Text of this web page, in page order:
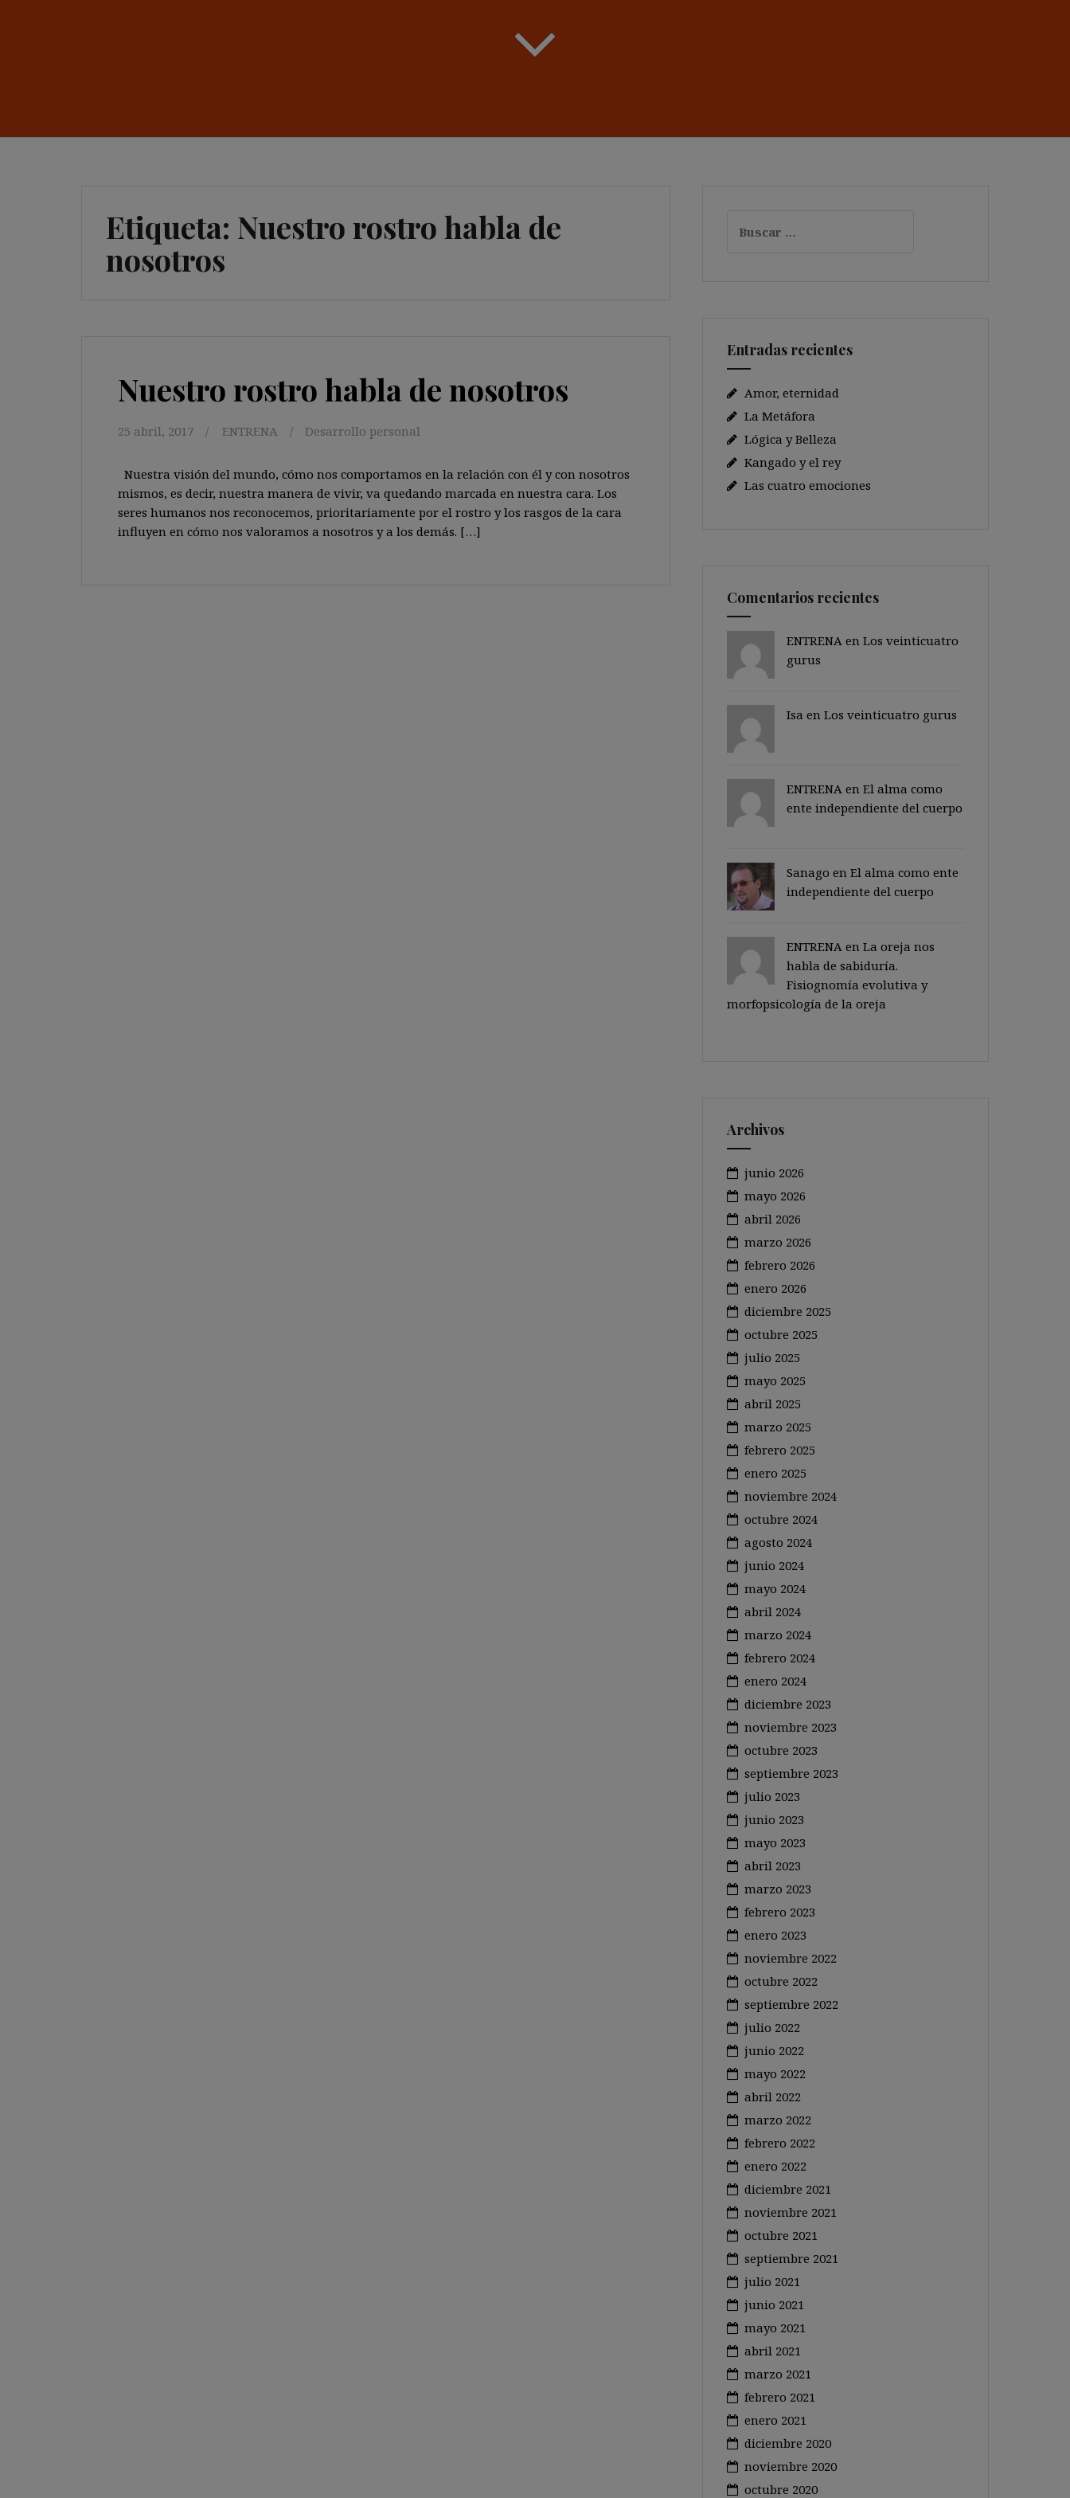
Etiqueta: Nuestro rostro habla de
nosotros
Nuestro rostro habla de nosotros
25 abril, 2017 ENTRENA Desarrollo personal
Nuestra visión del mundo, cómo nos comportamos en la relación con él y con nosotros
mismos, es decir, nuestra manera de vivir, va quedando marcada en nuestra cara. Los
seres humanos nos reconocemos, prioritariamente por el rostro y los rasgos de la cara
influyen en cómo nos valoramos a nosotros y a los demás. […]
Entradas recientes
Amor, eternidad
La Metáfora
Lógica y Belleza
Kangado y el rey
Las cuatro emociones
Comentarios recientes
ENTRENA en Los veinticuatro
gurus
Isa en Los veinticuatro gurus
ENTRENA en El alma como
ente independiente del cuerpo
Sanago en El alma como ente
independiente del cuerpo
ENTRENA en La oreja nos
habla de sabiduría.
Fisiognomía evolutiva y
morfopsicología de la oreja
Archivos
junio 2026
mayo 2026
abril 2026
marzo 2026
febrero 2026
enero 2026
diciembre 2025
octubre 2025
julio 2025
mayo 2025
abril 2025
marzo 2025
febrero 2025
enero 2025
noviembre 2024
octubre 2024
agosto 2024
junio 2024
mayo 2024
abril 2024
marzo 2024
febrero 2024
enero 2024
diciembre 2023
noviembre 2023
octubre 2023
septiembre 2023
julio 2023
junio 2023
mayo 2023
abril 2023
marzo 2023
febrero 2023
enero 2023
noviembre 2022
octubre 2022
septiembre 2022
julio 2022
junio 2022
mayo 2022
abril 2022
marzo 2022
febrero 2022
enero 2022
diciembre 2021
noviembre 2021
octubre 2021
septiembre 2021
julio 2021
junio 2021
mayo 2021
abril 2021
marzo 2021
febrero 2021
enero 2021
diciembre 2020
noviembre 2020
octubre 2020